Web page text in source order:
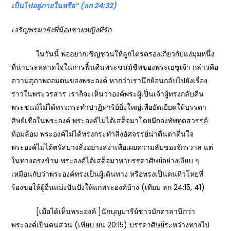
เป็นไฟอยู่ภายในหรือ” (ลก 24:32)
เจริญพรมายังพี่น้องชายหญิงที่รัก
ในวันนี้ พ่ออยากเชิญชวนให้ลูกไตร่ตรองเกี่ยวกับแง่มุมหนึ่ง
ที่น่าประหลาดใจในการฟื้นคืนพระชนม์ชีพของพระเยซูเจ้า กล่าวคือ
ความสุภาพถ่อมตนของพระองค์ หากว่าเรานึกย้อนกลับไปยังเรื่อง
ราวในพระวรสาร เราก็จะเห็นว่าองค์พระผู้เป็นเจ้าผู้ทรงกลับคืน
พระชนม์ไม่ได้ทรงกระทำปาฏิหาริย์ยิ่งใหญ่เพื่อยัดเยียดให้บรรดา
ศิษย์เชื่อในพระองค์ พระองค์ไม่ได้เสด็จมาโดยมีกองทัพทูตสวรรค์
ห้อมล้อม พระองค์ไม่ได้ทรงกระทำสิ่งอัศจรรย์น่าตื่นตาตื่นใจ
พระองค์ไม่ได้ตรัสบางสิ่งอย่างสง่าเพื่อเผยความลับของจักรวาล แต่
ในทางตรงข้าม พระองค์ได้เสด็จมาหาบรรดาศิษย์อย่างเงียบ ๆ
เหมือนกับว่าพระองค์ทรงเป็นผู้เดินทาง หรือทรงเป็นคนหิวโหยที่
ร้องขอให้ผู้อื่นแบ่งปันปังให้แก่พระองค์บ้าง (เทียบ ลก 24:15, 41)
[เมื่อได้เห็นพระองค์ ]นักบุญมารีย์ชาวมักดาลานึกว่า
พระองค์เป็นคนสวน (เทียบ ยน 20:15) บรรดาศิษย์ระหว่างทางไป